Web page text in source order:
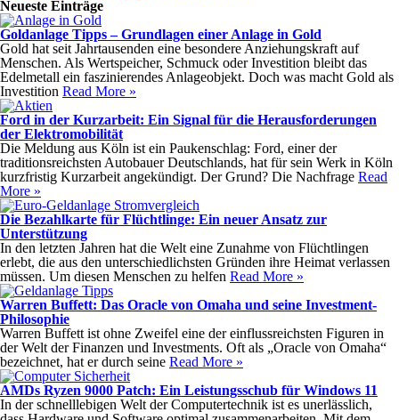
Neueste Einträge
Goldanlage Tipps – Grundlagen einer Anlage in Gold
Gold hat seit Jahrtausenden eine besondere Anziehungskraft auf
Menschen. Als Wertspeicher, Schmuck oder Investition bleibt das
Edelmetall ein faszinierendes Anlageobjekt. Doch was macht Gold als
Investition Read More »
Ford in der Kurzarbeit: Ein Signal für die Herausforderungen
der Elektromobilität
Die Meldung aus Köln ist ein Paukenschlag: Ford, einer der
traditionsreichsten Autobauer Deutschlands, hat für sein Werk in Köln
kurzfristig Kurzarbeit angekündigt. Der Grund? Die Nachfrage Read
More »
Die Bezahlkarte für Flüchtlinge: Ein neuer Ansatz zur
Unterstützung
In den letzten Jahren hat die Welt eine Zunahme von Flüchtlingen
erlebt, die aus den unterschiedlichsten Gründen ihre Heimat verlassen
müssen. Um diesen Menschen zu helfen Read More »
Warren Buffett: Das Oracle von Omaha und seine Investment-
Philosophie
Warren Buffett ist ohne Zweifel eine der einflussreichsten Figuren in
der Welt der Finanzen und Investments. Oft als „Oracle von Omaha“
bezeichnet, hat er durch seine Read More »
AMDs Ryzen 9000 Patch: Ein Leistungsschub für Windows 11
In der schnelllebigen Welt der Computertechnik ist es unerlässlich,